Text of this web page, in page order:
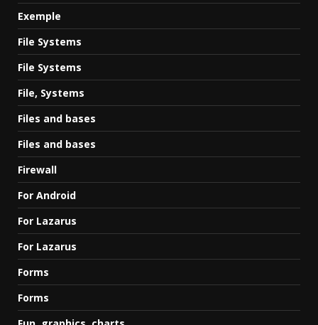
Exemple
File Systems
File Systems
File, Systems
Files and bases
Files and bases
Firewall
For Android
For Lazarus
For Lazarus
Forms
Forms